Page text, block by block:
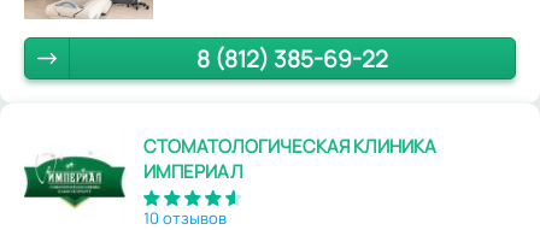
8 (812) 385-69-22
СТОМАТОЛОГИЧЕСКАЯ КЛИНИКА
ИМПЕРИАЛ
10 отзывов